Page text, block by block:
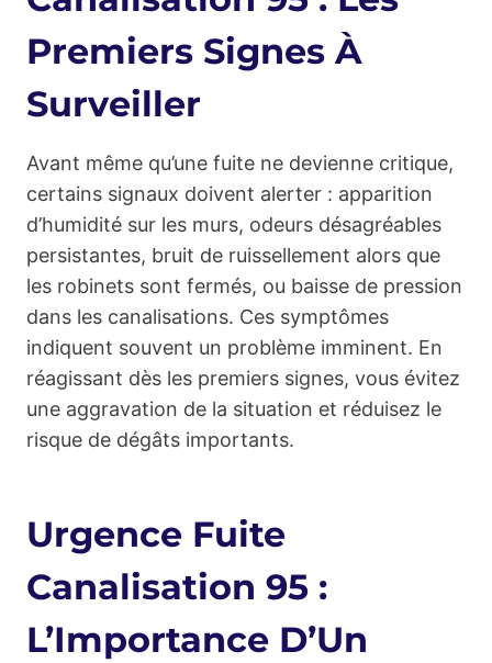
Premiers Signes À
Surveiller
Avant même qu’une fuite ne devienne critique,
certains signaux doivent alerter : apparition
d’humidité sur les murs, odeurs désagréables
persistantes, bruit de ruissellement alors que
les robinets sont fermés, ou baisse de pression
dans les canalisations. Ces symptômes
indiquent souvent un problème imminent. En
réagissant dès les premiers signes, vous évitez
une aggravation de la situation et réduisez le
risque de dégâts importants.
Urgence Fuite
Canalisation 95 :
L’Importance D’Un